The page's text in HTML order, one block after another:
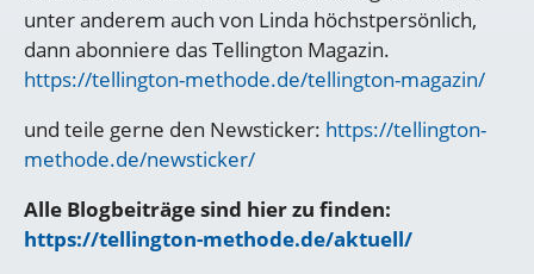
unter anderem auch von Linda höchstpersönlich,
dann abonniere das Tellington Magazin.
https://tellington-methode.de/tellington-magazin/
und teile gerne den Newsticker: https://tellington-
methode.de/newsticker/
Alle Blogbeiträge sind hier zu finden:
https://tellington-methode.de/aktuell/